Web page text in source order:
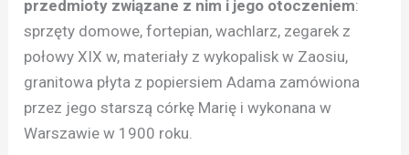
przedmioty związane z nim i jego otoczeniem:
sprzęty domowe, fortepian, wachlarz, zegarek z
połowy XIX w, materiały z wykopalisk w Zaosiu,
granitowa płyta z popiersiem Adama zamówiona
przez jego starszą córkę Marię i wykonana w
Warszawie w 1900 roku.